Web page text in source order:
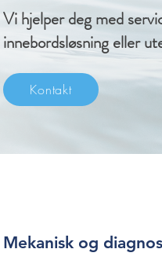
Vi hjelper deg med
innebordsløsning eller
Kontakt
Mekanisk og